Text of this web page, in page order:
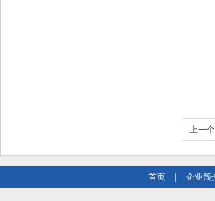
上一个
首页 企业简